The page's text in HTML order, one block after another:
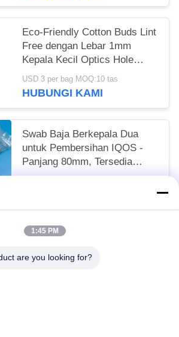
Eco-Friendly Cotton Buds Lint
Free dengan Lebar 1mm
Kepala Kecil Optics Hole
Cleaning Cleanroom Stick
USD 3 per bag MOQ:10 tas
HUBUNGI KAMI
Swab Baja Berkepala Dua
untuk Pembersihan IQOS -
Panjang 80mm, Tersedia
Dibungkus Secara Individual
1:45 PM
are you looking for?